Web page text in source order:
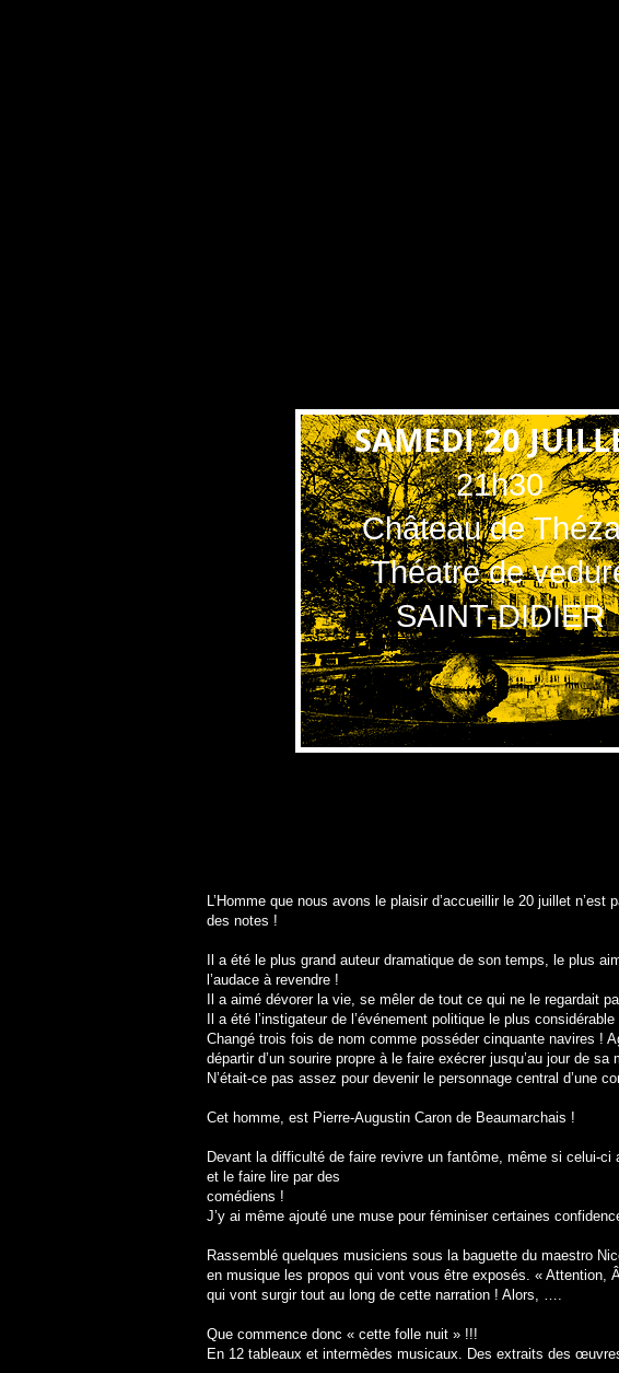
SAMEDI 20
21h30
Château de
Théatre de
SAINT-DIDIER
L’Homme que nous avons le plaisir d’accueillir le 20 juillet
des notes !
Il a été le plus grand auteur dramatique de son temps, le plus
l’audace à revendre !
Il a aimé dévorer la vie, se mêler de tout ce qui ne le regardait
Il a été l’instigateur de l’événement politique le plus
Changé trois fois de nom comme posséder cinquante navires !
départir d’un sourire propre à le faire exécrer jusqu’au jour de
N’était-ce pas assez pour devenir le personnage central d’une
Cet homme, est Pierre-Augustin Caron de Beaumarchais !
Devant la difficulté de faire revivre un fantôme, même si celui-ci
et le faire lire par des
comédiens !
J’y ai même ajouté une muse pour féminiser certaines
Rassemblé quelques musiciens sous la baguette du maestro
en musique les propos qui vont vous être exposés. «
qui vont surgir tout au long de cette narration ! Alors, ….
Que commence donc « cette folle nuit » !!!
En 12 tableaux et intermèdes musicaux. Des extraits des